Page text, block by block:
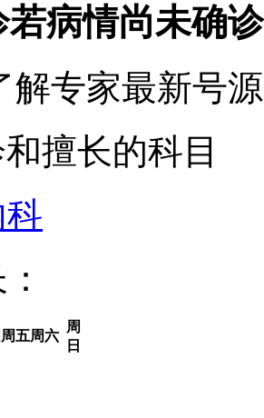
若病情尚未确
解专家最新号
擅长的科目
周五周六
周
日